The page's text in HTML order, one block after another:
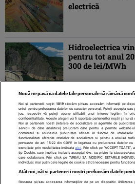
electrică
Hidroelectrica
pentru tot anul
300 de lei/MWh
Nouă ne pasă ca datele tale personale să rămână
Noi și partenerii noștri 1019stocăm și/sau accesăm informații pe
unici pentru prelucrarea datelor cu caracter personal. Puteți accepta
jos, respectiv vă puteți opune utilizării unui interes legitim în
confidențialitate. Aceste alegeri vor fi raportate partenerilor noștri și nu vă
Noi si partenerii nostri (retelele de socializare si agentiile de
servicii de date analitice) prelucram date pentru a permite website-
continutul si anunturile publicitare afisate in functie de
functionalitati aferente retelelor de socializare si pentru a analiza
prevazute de art. 15-22 din GDPR in legatura cu prelucrarea datelor
exercitate prin modalitatea indicataaici . Prin click pe “ACCEPT
tip Cookie, care implica inclusiv acceptul dvs. cu privire la stocarea/
care colaboram. Prin click pe “VREAU SA MODIFIC SETARILE
individual, mai putin cele legate de cookie strict necesare pentru
Atât noi, cât și partenerii noștri prelucrăm datele
Stocarea și/sau accesarea informațiilor de pe un dispozitiv. Utilizarea